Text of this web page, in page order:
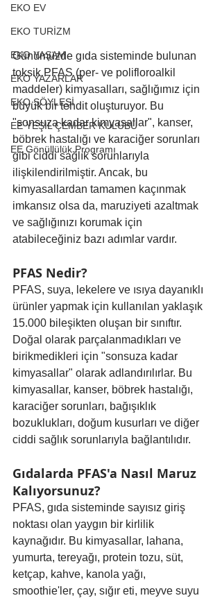
EKO EV
EKO TURİZM
EKO YAŞAM
EKO YAZARLAR
EKO SÖYLEŞİ
EE YEŞİL ÇEMBER KULÜBÜ
EE Gönüllülük Programı
Günümüzde gıda sisteminde bulunan
toksik PFAS (per- ve polifloroalkil
maddeler) kimyasalları, sağlığımız için
büyük bir tehdit oluşturuyor. Bu
"sonsuza kadar kimyasallar", kanser,
böbrek hastalığı ve karaciğer sorunları
gibi ciddi sağlık sorunlarıyla
ilişkilendirilmiştir. Ancak, bu
kimyasallardan tamamen kaçınmak
imkansız olsa da, maruziyeti azaltmak
ve sağlığınızı korumak için
atabileceğiniz bazı adımlar vardır.
PFAS Nedir?
PFAS, suya, lekelere ve ısıya dayanıklı
ürünler yapmak için kullanılan yaklaşık
15.000 bileşikten oluşan bir sınıftır.
Doğal olarak parçalanmadıkları ve
birikmedikleri için "sonsuza kadar
kimyasallar" olarak adlandırılırlar. Bu
kimyasallar, kanser, böbrek hastalığı,
karaciğer sorunları, bağışıklık
bozuklukları, doğum kusurları ve diğer
ciddi sağlık sorunlarıyla bağlantılıdır.
Gıdalarda PFAS'a Nasıl Maruz
Kalıyorsunuz?
PFAS, gıda sisteminde sayısız giriş
noktası olan yaygın bir kirlilik
kaynağıdır. Bu kimyasallar, lahana,
yumurta, tereyağı, protein tozu, süt,
ketçap, kahve, kanola yağı,
smoothie'ler, çay, sığır eti, meyve suyu